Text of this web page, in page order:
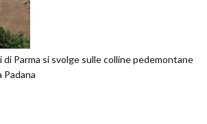
di Parma si svolge sulle colline pedemontane
Padana